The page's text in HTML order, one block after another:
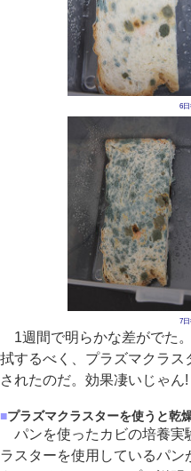
6
7
1週間で明らかな差がでた
拭するべく、プラズマクラス
されたのだ。効果凄いじゃん!
■プラズマクラスターを使うと乾
パンを使ったカビの培養実
ラスターを使用しているパン